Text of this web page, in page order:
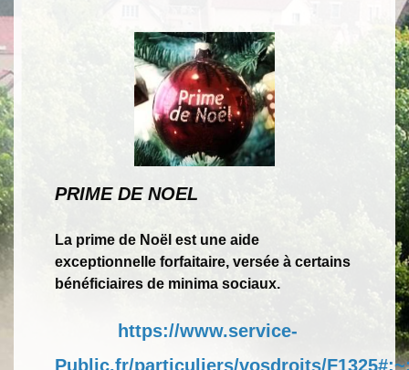
PRIME DE NOEL
La prime de Noël est une aide
exceptionnelle forfaitaire, versée à certains
bénéficiaires de minima sociaux.
https://www.service-
Public.fr/particuliers/vosdroits/